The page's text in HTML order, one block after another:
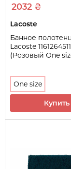
2032 ₴
Lacoste
Банное
Lacoste 1161264511
(Розовый One
One size
Купить